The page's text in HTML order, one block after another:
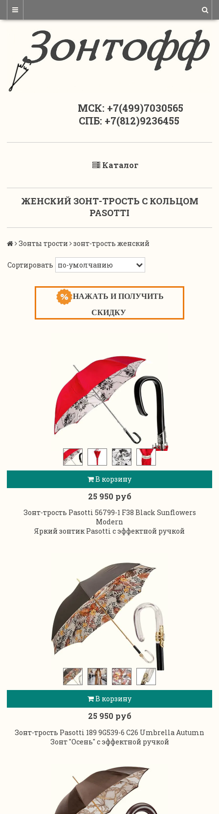
МСК: +7(499)7030565
СПБ: +7(812)9236455
Каталог
ЖЕНСКИЙ ЗОНТ-ТРОСТЬ С КОЛЬЦОМ
PASOTTI
Зонты трости зонт-трость женский
Сортировать
НАЖАТЬ И ПОЛУЧИТЬ
СКИДКУ
В корзину
25 950 руб
Зонт-трость Pasotti 56799-1 F38 Black Sunflowers
Modern
Яркий зонтик Pasotti с эффектной ручкой
В корзину
25 950 руб
Зонт-трость Pasotti 189 9G539-6 C26 Umbrella Autumn
Зонт "Осень" с эффектной ручкой